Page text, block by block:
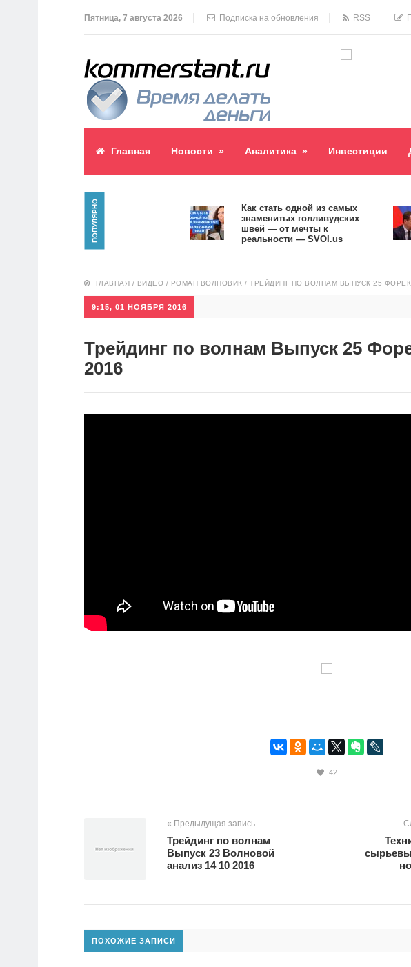
Пятница, 7 августа 2026 Подписка на обновления RSS
Главная Новости » Аналитика » Инвестиции
ПОПУЛЯРНО
Как стать одной из самых
знаменитых голливудских
швей — от мечты к
реальности — SVOI.us
10554
ГЛАВНАЯ / ВИДЕО / РОМАН ВОЛНОВИК / ТРЕЙДИНГ ПО ВОЛНАМ ВЫПУСК 25
9:15, 01 НОЯБРЯ 2016
Трейдинг по волнам Выпуск 25
2016
42
« Предыдущая запись
Трейдинг по волнам
Выпуск 23 Волновой
анализ 14 10 2016
ПОХОЖИЕ ЗАПИСИ